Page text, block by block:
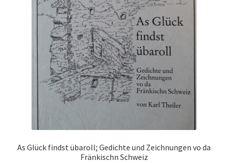
As Glück findst übaroll; Gedichte und Zeichnungen vo da
Fränkischn Schweiz